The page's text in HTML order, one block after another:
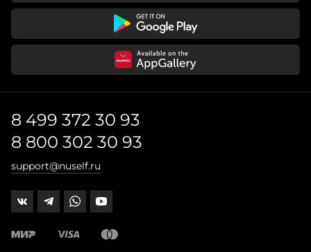
8 499 372 30 93
8 800 302 30 93
support@nuself.ru